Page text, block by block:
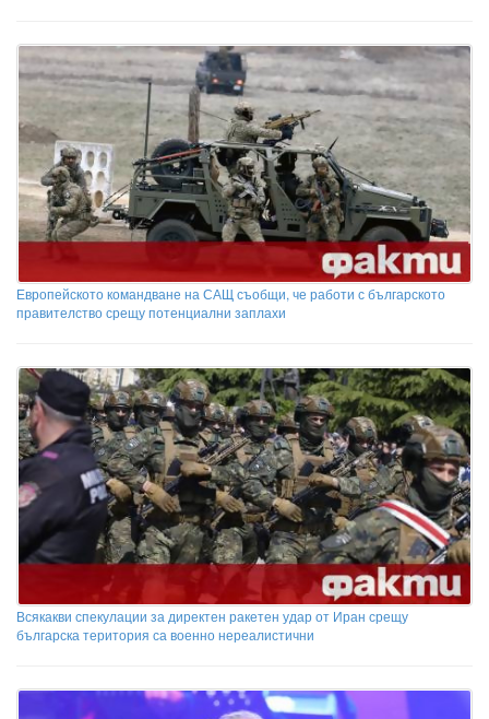
Европейското командване на САЩ съобщи, че работи с българското
правителство срещу потенциални заплахи
Всякакви спекулации за директен ракетен удар от Иран срещу
българска територия са военно нереалистични